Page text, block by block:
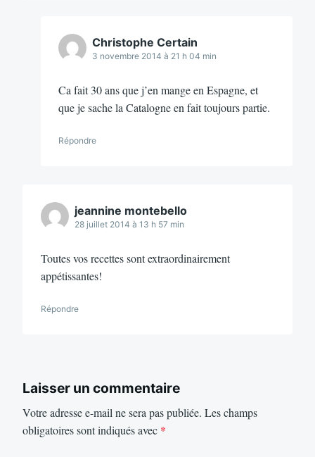
Christophe Certain
3 novembre 2014 à 21 h 04 min
Ca fait 30 ans que j’en mange en Espagne, et
que je sache la Catalogne en fait toujours partie.
Répondre
jeannine montebello
28 juillet 2014 à 13 h 57 min
Toutes vos recettes sont extraordinairement
appétissantes!
Répondre
Laisser un commentaire
Votre adresse e-mail ne sera pas publiée. Les champs
obligatoires sont indiqués avec *